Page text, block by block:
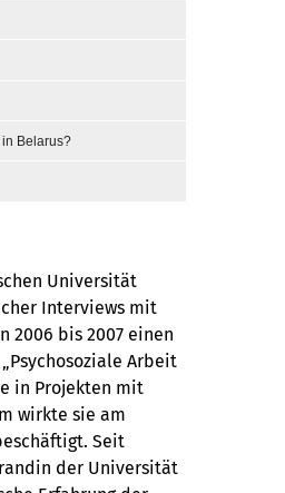
Belarus?
Universität
Interviews mit
2006 bis 2007 einen
Arbeit
in Projekten mit
wirkte sie am
Seit
der Universität